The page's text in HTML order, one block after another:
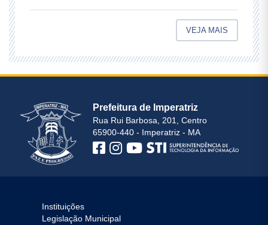
VEJA MAIS
Prefeitura de Imperatriz
Rua Rui Barbosa, 201, Centro
65900-440 - Imperatriz - MA
Instituições
Legislação Municipal